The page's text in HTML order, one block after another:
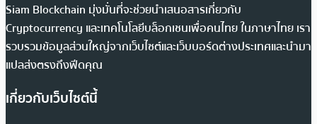
Siam Blockchain มุ่งมั่นที่จะช่วยนำเสนอสารเกี่ยวกับ
Cryptocurrency และเทคโนโลยีบล็อกเชนเพื่อคนไทย ในภาษาไทย เรา
รวบรวมข้อมูลส่วนใหญ่จากเว็บไซต์และเว็บบอร์ดต่างประเทศและนำมา
แปลส่งตรงถึงฟีดคุณ
เกี่ยวกับเว็บไซต์นี้